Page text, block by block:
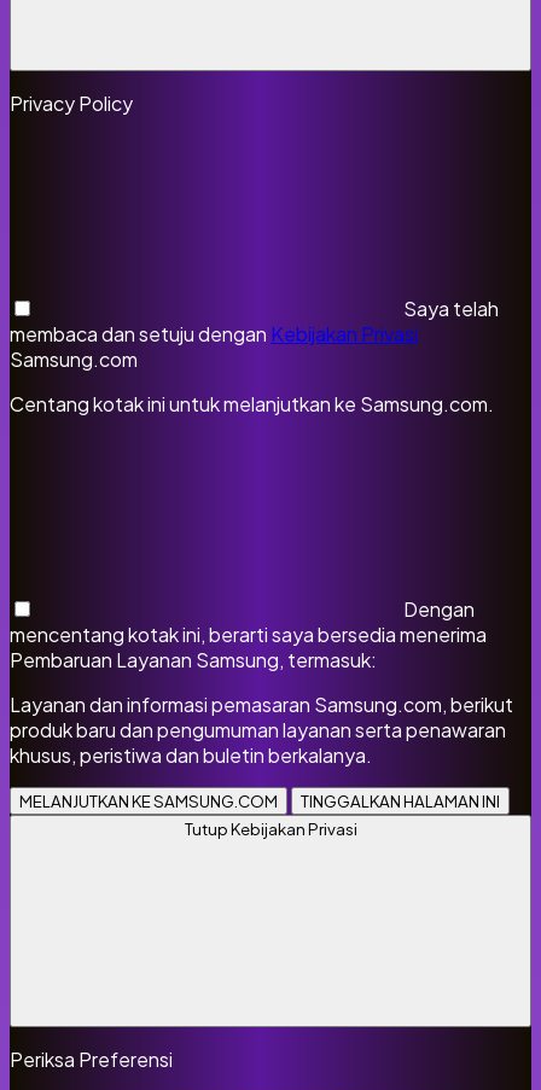
Privacy Policy
Saya telah
membaca dan setuju dengan Kebijakan Privasi
Samsung.com
Centang kotak ini untuk melanjutkan ke Samsung.com.
Dengan
mencentang kotak ini, berarti saya bersedia menerima
Pembaruan Layanan Samsung, termasuk:
Layanan dan informasi pemasaran Samsung.com, berikut
produk baru dan pengumuman layanan serta penawaran
khusus, peristiwa dan buletin berkalanya.
MELANJUTKAN KE SAMSUNG.COM
TINGGALKAN HALAMAN INI
Tutup Kebijakan Privasi
Periksa Preferensi